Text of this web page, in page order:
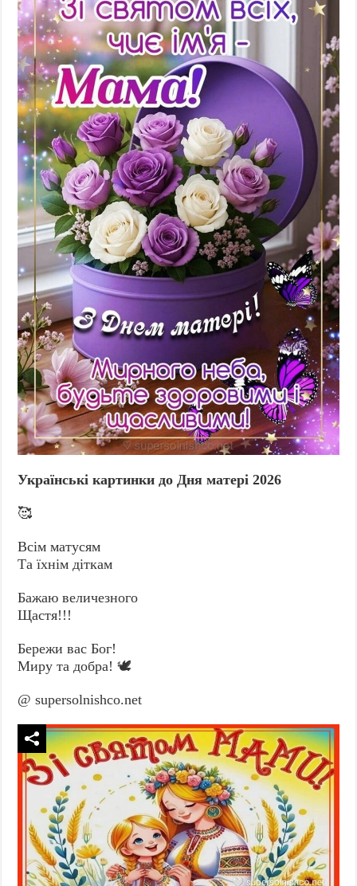
Українські картинки до Дня матері 2026
🥰
Всім матусям
Та їхнім діткам
Бажаю величезного
Щастя!!!
Бережи вас Бог!
Миру та добра! 🕊️
@ supersolnishco.net